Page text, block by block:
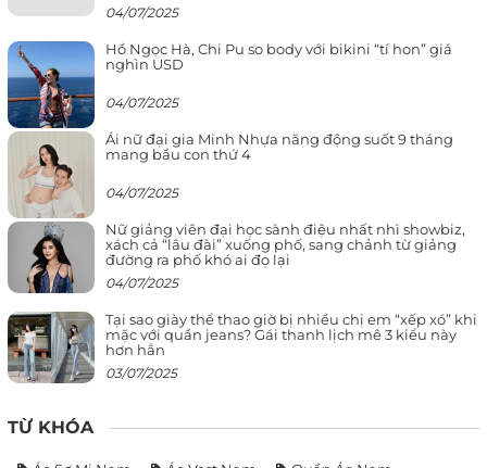
04/07/2025
Hồ Ngọc Hà, Chi Pu so body với bikini “tí hon” giá
nghìn USD
04/07/2025
Ái nữ đại gia Minh Nhựa năng động suốt 9 tháng
mang bầu con thứ 4
04/07/2025
Nữ giảng viên đại học sành điệu nhất nhì showbiz,
xách cả “lâu đài” xuống phố, sang chảnh từ giảng
đường ra phố khó ai đọ lại
04/07/2025
Tại sao giày thể thao giờ bị nhiều chị em “xếp xó” khi
mặc với quần jeans? Gái thanh lịch mê 3 kiểu này
hơn hẳn
03/07/2025
TỪ KHÓA